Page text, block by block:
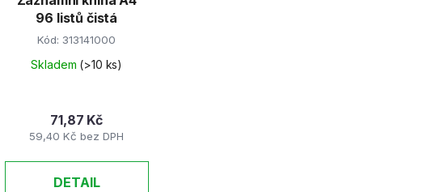
96 listů čistá
Kód:313141000
Skladem (>10 ks)
59,40 Kč bez DPH
71,87 Kč
DETAIL